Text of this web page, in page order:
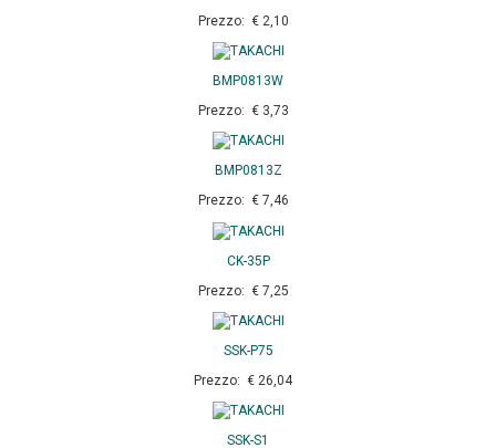
Prezzo: € 2,10
BMP0813W
Prezzo: € 3,73
BMP0813Z
Prezzo: € 7,46
CK-35P
Prezzo: € 7,25
SSK-P75
Prezzo: € 26,04
SSK-S1